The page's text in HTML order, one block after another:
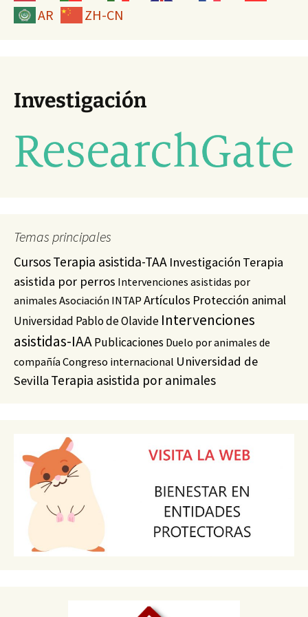
AR
ZH-CN
Investigación
Temas principales
CursosTerapia asistida-TAA Investigación Terapia
asistida por perros Intervenciones asistidas por
animales Asociación INTAPArtículos Protección animal
Universidad Pablo de Olavide Intervenciones
asistidas-IAAPublicaciones Duelo por animales de
compañía Congreso internacional Universidad de
Sevilla Terapia asistida por animales